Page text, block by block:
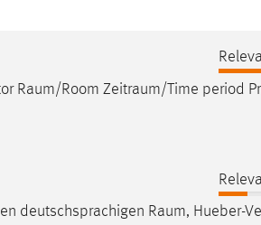
Raum/Room Zeitraum/Time period
deutschsprachigen Raum, Hueber-